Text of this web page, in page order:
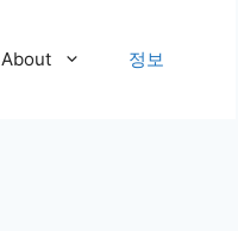
About 정보